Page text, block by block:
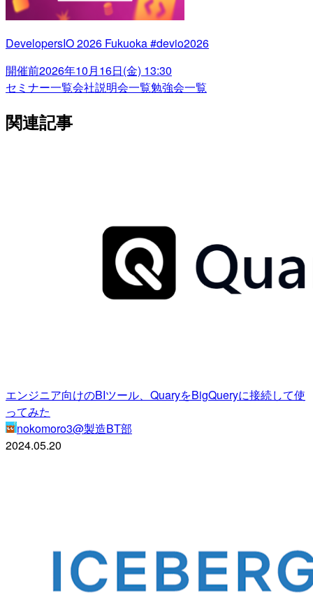
DevelopersIO 2026 Fukuoka #devio2026
開催前2026年10月16日(金) 13:30
セミナー一覧会社説明会一覧勉強会一覧
関連記事
エンジニア向けのBIツール、QuaryをBigQueryに接続して使
ってみた
nokomoro3@製造BT部
2024.05.20